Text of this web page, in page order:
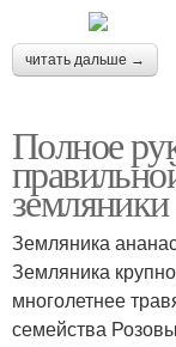
читать дальше →
Полное
земляники
Земляника
Земляника
многолетнее
семейства